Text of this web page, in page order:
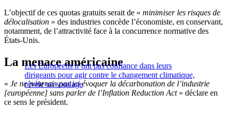
L’objectif de ces quotas gratuits serait de « minimiser les risques de
délocalisation » des industries concède l’économiste, en conservant,
notamment, de l’attractivité face à la concurrence normative des
États-Unis.
Les Européens n’ont pas confiance dans leurs
dirigeants pour agir contre le changement climatique,
révèle un sondage
La menace américaine
« Je ne pourrais pas ici évoquer la décarbonation de l’industrie
[européenne] sans parler de l’Inflation Reduction Act » déclare en
ce sens le président.